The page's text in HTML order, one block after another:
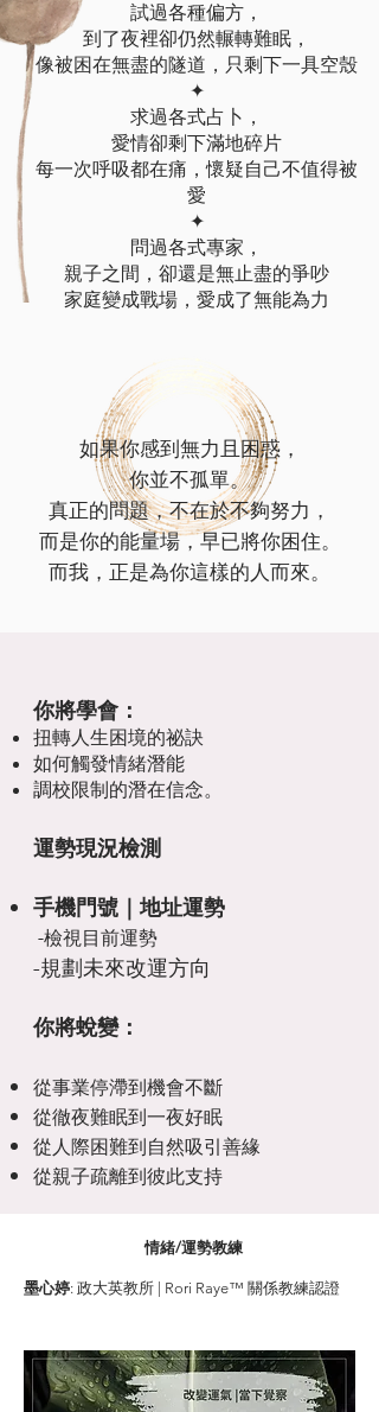
試過各種偏方，
到了夜裡卻仍然輾轉難眠，
像被困在無盡的隧道，只剩下一具空殼
✦​
求過各式占卜，
愛情卻剩下滿地碎片​
每一次呼吸都在痛，懷疑自己不值得被
愛
✦​
問過各式專家，
親子之間，卻還是無止盡的爭吵
家庭變成戰場，愛成了無能為力
如果你感到無力且困惑，
你並不孤單。
真正的問題，不在於不夠努力，
而是你的能量場，早已將你困住。
而我，正是為你這樣的人而來。
你將學會：
扭轉人生困境的祕訣
如何觸發情緒潛能
調校限制的潛在信念。
運勢現況檢測
手機門號｜地址運勢
-檢視目前運勢
-規劃未來改運方向
你將蛻變：
從事業停滯到機會不斷
從徹夜難眠到一夜好眠
從人際困難到自然吸引善緣
從親子疏離到彼此支持
情緒/運勢教練
墨心婷: 政大英教所 | Rori Raye™ 關係教練認證